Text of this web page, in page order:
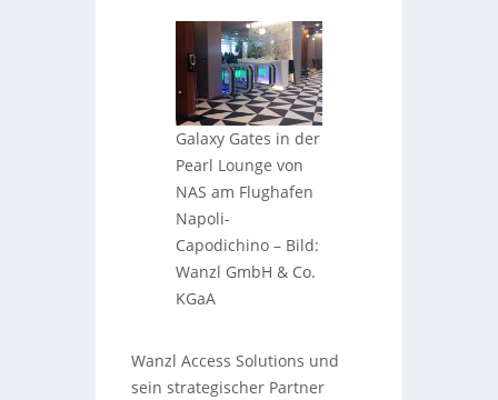
Galaxy Gates in der
Pearl Lounge von
NAS am Flughafen
Napoli-
Capodichino– Bild:
Wanzl GmbH & Co.
KGaA
Wanzl Access Solutions und
sein strategischer Partner